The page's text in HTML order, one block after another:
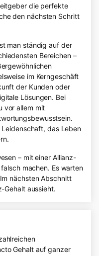
die perfekte
den nächsten Schritt
man ständig auf der
Bereichen –
im Kerngeschäft
der Kunden oder
Lösungen. Bei
vor allem mit
das Leben
– mit einer Allianz-
machen. Es warten
nächsten Abschnitt
Gehalt aussieht.
Gehalt auf ganzer